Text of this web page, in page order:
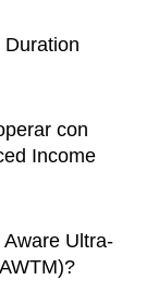
con
Income
Ultra-